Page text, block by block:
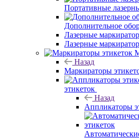
Портативные
Дополнительное
Лазерные
Лазерные
Назад
Маркираторы
этикеток
Назад
Аппликаторы